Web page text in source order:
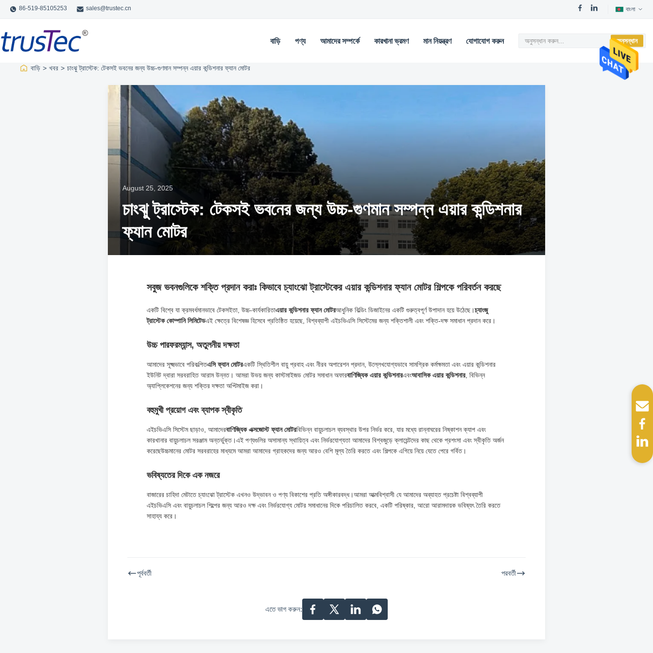
86-519-85105253 sales@trustec.cn বাংলা
বাড়ি পণ্য আমাদের সম্পর্কে কারখানা ভ্রমণ মান নিয়ন্ত্রণ যোগাযোগ করুন অনুসন্ধান
বাড়ি > খবর > চাংঝু ট্রাস্টেক: টেকসই ভবনের জন্য উচ্চ-গুণমান সম্পন্ন এয়ার কন্ডিশনার ফ্যান মোটর
August 25, 2025
চাংঝু ট্রাস্টেক: টেকসই ভবনের জন্য উচ্চ-গুণমান সম্পন্ন এয়ার কন্ডিশনার
ফ্যান মোটর
সবুজ ভবনগুলিকে শক্তি প্রদান করাঃ কিভাবে চ্যাংঝো ট্রাস্টেকের এয়ার কন্ডিশনার ফ্যান মোটর শিল্পকে পরিবর্তন করছে
একটি বিশ্বে যা ক্রমবর্ধমানভাবে টেকসইতা, উচ্চ-কার্যকারিতাএয়ার কন্ডিশনার ফ্যান মোটরআধুনিক বিল্ডিং ডিজাইনের একটি গুরুত্বপূর্ণ উপাদান হয়ে উঠেছে।চ্যাংজু
ট্রাস্টেক কোম্পানি লিমিটেডএই ক্ষেত্রে বিশেষজ্ঞ হিসেবে প্রতিষ্ঠিত হয়েছে, বিশ্বব্যাপী এইচভিএসি সিস্টেমের জন্য শক্তিশালী এবং শক্তি-দক্ষ সমাধান প্রদান করে।
উচ্চ পারফরম্যান্স, অতুলনীয় দক্ষতা
আমাদের সূক্ষ্মভাবে পরিকল্পিতএসি ফ্যান মোটরএকটি স্থিতিশীল বায়ু প্রবাহ এবং নীরব অপারেশন প্রদান, উল্লেখযোগ্যভাবে সামগ্রিক কর্মক্ষমতা এবং এয়ার কন্ডিশনার
ইউনিট দ্বারা সরবরাহিত আরাম উন্নত। আমরা উভয় জন্য কাস্টমাইজড মোটর সমাধান অফারবাণিজ্যিক এয়ার কন্ডিশনারএবংআবাসিক এয়ার কন্ডিশনার , বিভিন্ন
অ্যাপ্লিকেশনের জন্য শক্তির দক্ষতা অপ্টিমাইজ করা।
বহুমুখী প্রয়োগ এবং ব্যাপক স্বীকৃতি
এইচভিএসি সিস্টেম ছাড়াও, আমাদেরবাণিজ্যিক এক্সজোস্ট ফ্যান মোটরবিভিন্ন বায়ুচলাচল ব্যবস্থার উপর নির্ভর করে, যার মধ্যে রান্নাঘরের নিষ্কাশন ক্যাপ এবং
কারখানার বায়ুচলাচল সরঞ্জাম অন্তর্ভুক্ত।এই পণ্যগুলির অসামান্য স্থায়িত্ব এবং নির্ভরযোগ্যতা আমাদের বিশ্বজুড়ে ক্লায়েন্টদের কাছ থেকে প্রশংসা এবং স্বীকৃতি অর্জন
করেছেউচ্চমানের মোটর সরবরাহের মাধ্যমে আমরা আমাদের গ্রাহকদের জন্য আরও বেশি মূল্য তৈরি করতে এবং শিল্পকে এগিয়ে নিয়ে যেতে পেরে গর্বিত।
ভবিষ্যতের দিকে এক নজরে
বাজারের চাহিদা মেটাতে চ্যাংঝো ট্রাস্টেক এখনও উদ্ভাবন ও পণ্য বিকাশের প্রতি অঙ্গীকারবদ্ধ।আমরা আত্মবিশ্বাসী যে আমাদের অব্যাহত প্রচেষ্টা বিশ্বব্যাপী
এইচভিএসি এবং বায়ুচলাচল শিল্পের জন্য আরও দক্ষ এবং নির্ভরযোগ্য মোটর সমাধানের দিকে পরিচালিত করবে, একটি পরিষ্কার, আরো আরামদায়ক ভবিষ্যৎ তৈরি করতে
সাহায্য করে।
পূর্ববর্তী পরবর্তী
এতে ভাগ করুন: